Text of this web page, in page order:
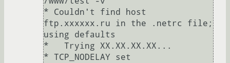
* Couldn't find host
ftp.xxxxxx.ru in the .netrc file;
using defaults
*   Trying XX.XX.XX.XX...
* TCP_NODELAY set